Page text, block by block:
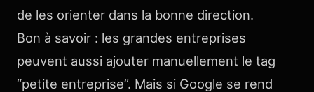
de les orienter dans la bonne direction.
Bon à savoir : les grandes entreprises
peuvent aussi ajouter manuellement le tag
“petite entreprise”. Mais si Google se rend